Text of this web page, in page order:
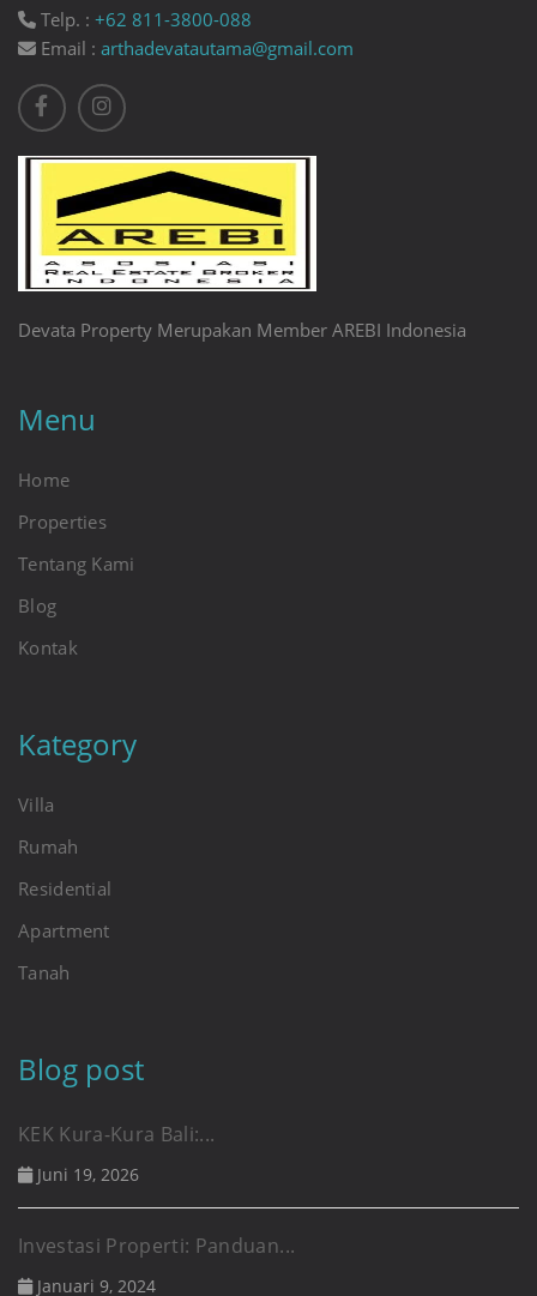
Telp. : +62 811-3800-088
Email : arthadevatautama@gmail.com
Devata Property Merupakan Member AREBI Indonesia
Menu
Home
Properties
Tentang Kami
Blog
Kontak
Kategory
Villa
Rumah
Residential
Apartment
Tanah
Blog post
KEK Kura-Kura Bali:...
Juni 19, 2026
Investasi Properti: Panduan...
Januari 9, 2024